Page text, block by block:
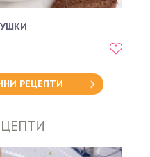
РЕЦЕПТИ